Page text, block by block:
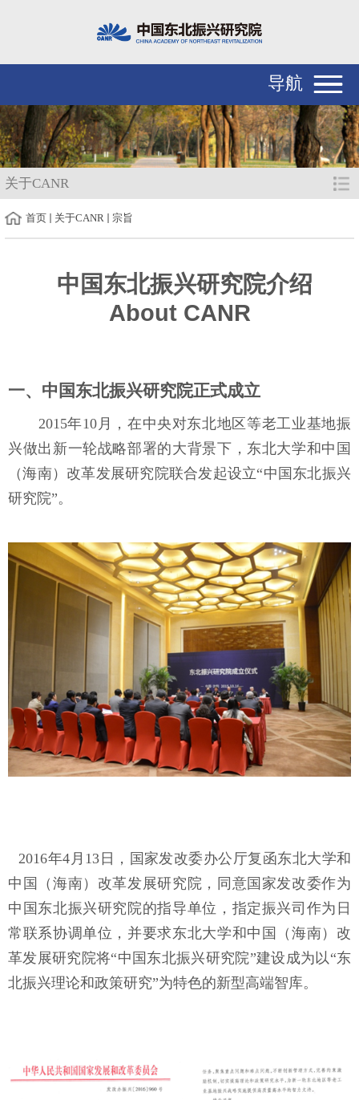
导航
关于CANR
首页 关于CANR 宗旨
中国东北振兴研究院介绍
About CANR
一、中国东北振兴研究院正式成立
2015年10月，在中央对东北地区等老工业基地振
兴做出新一轮战略部署的大背景下，东北大学和中国
（海南）改革发展研究院联合发起设立“中国东北振兴
研究院”。
2016年4月13日，国家发改委办公厅复函东北大学和
中国（海南）改革发展研究院，同意国家发改委作为
中国东北振兴研究院的指导单位，指定振兴司作为日
常联系协调单位，并要求东北大学和中国（海南）改
革发展研究院将“中国东北振兴研究院”建设成为以“东
北振兴理论和政策研究”为特色的新型高端智库。